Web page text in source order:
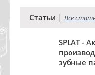
Статьи | Все
SPLAT -
зубные